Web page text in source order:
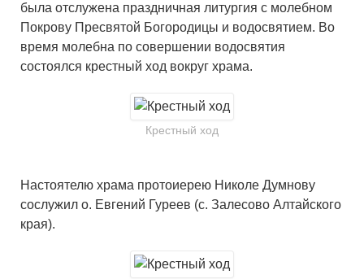
была отслужена праздничная литургия с молебном
Покрову Пресвятой Богородицы и водосвятием. Во
время молебна по совершении водосвятия
состоялся крестный ход вокруг храма.
Крестный ход
Настоятелю храма протоиерею Николе Дyмнову
сослужил о. Евгений Гуреев (с. Залесово Алтайского
края).